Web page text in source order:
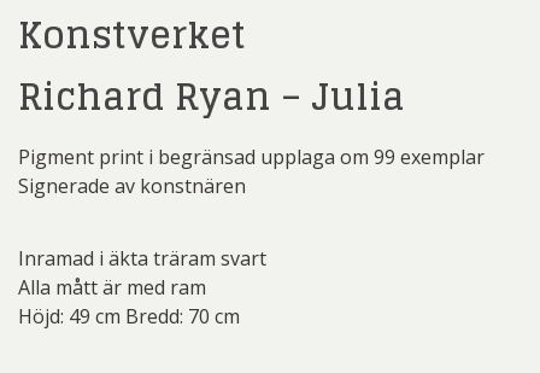
Konstverket
Richard Ryan – Julia
Pigment print i begränsad upplaga om 99 exemplar
Signerade av konstnären
Inramad i äkta träram svart
Alla mått är med ram
Höjd: 49 cm Bredd: 70 cm